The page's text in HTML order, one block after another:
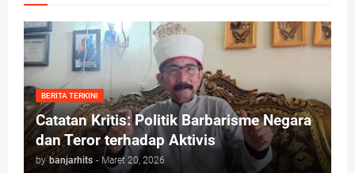
BERITA TERKINI
Catatan Kritis: Politik Barbarisme Negara
dan Teror terhadap Aktivis
by banjarhits - Maret 20, 2026